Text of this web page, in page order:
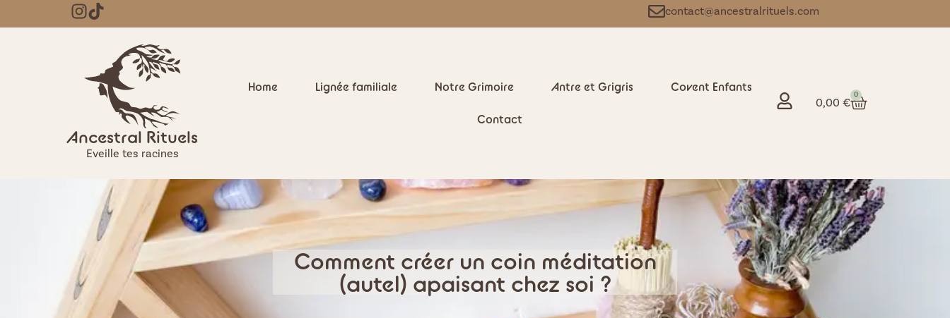
contact@ancestralrituels.com
Ancestral Rituels
Eveille tes racines
Home Lignée familiale Notre Grimoire Antre et Grigris Covent Enfants
Contact
0,00 €
0
Comment créer un coin méditation
(autel) apaisant chez soi ?